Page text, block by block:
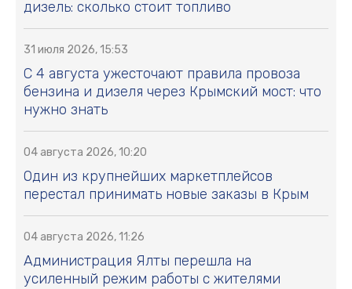
дизель: сколько стоит топливо
31 июля 2026, 15:53
С 4 августа ужесточают правила провоза
бензина и дизеля через Крымский мост: что
нужно знать
04 августа 2026, 10:20
Один из крупнейших маркетплейсов
перестал принимать новые заказы в Крым
04 августа 2026, 11:26
Администрация Ялты перешла на
усиленный режим работы с жителями